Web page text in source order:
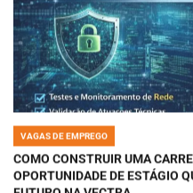
POSTED
IN
VAGAS DE EMPREGO
COMO CONSTRUIR UMA
OPORTUNIDADE DE ESTÁGIO
FUTURO NA VECTRA